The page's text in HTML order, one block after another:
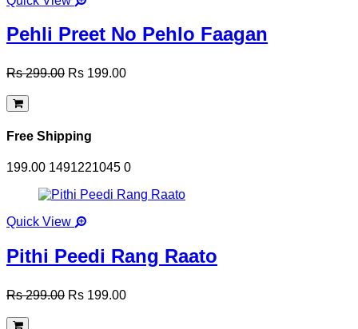
Pehli Preet No Pehlo Faagan
Rs 299.00 Rs 199.00
Free Shipping
199.00 1491221045 0
Quick View
Pithi Peedi Rang Raato
Rs 299.00 Rs 199.00